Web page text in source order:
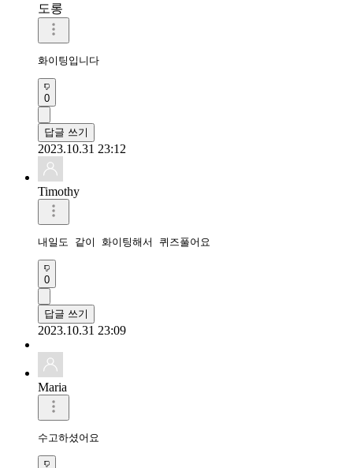
도롱
화이팅입니다
0
답글 쓰기
2023.10.31 23:12
Timothy
내일도 같이 화이팅해서 퀴즈풀어요
0
답글 쓰기
2023.10.31 23:09
Maria
수고하셨어요